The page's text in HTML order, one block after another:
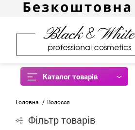
Каталог товарів
Головна Волосся
Фiльтр товарів